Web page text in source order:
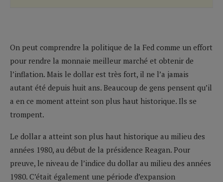
On peut comprendre la politique de la Fed comme un effort
pour rendre la monnaie meilleur marché et obtenir de
l’inflation. Mais le dollar est très fort, il ne l’a jamais
autant été depuis huit ans. Beaucoup de gens pensent qu’il
a en ce moment atteint son plus haut historique. Ils se
trompent.
Le dollar a atteint son plus haut historique au milieu des
années 1980, au début de la présidence Reagan. Pour
preuve, le niveau de l’indice du dollar au milieu des années
1980. C’était également une période d’expansion